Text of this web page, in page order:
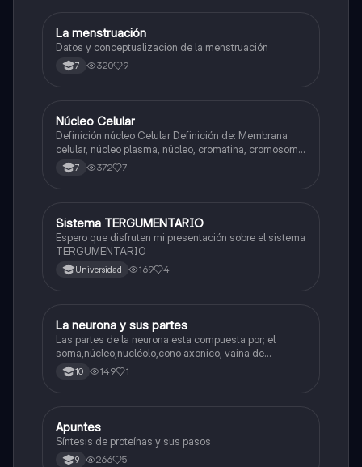
Biologia
La menstruación
Datos y conceptualizacion de la menstruación
7 320 9
Biologia
Núcleo Celular
Definición núcleo Celular Definición de: Membrana
celular, núcleo plasma, núcleo, cromatina, cromosoma
Interfase Fases de la interfase
7 372 7
Biologia
Sistema TERGUMENTARIO
Espero que disfruten mi presentación sobre el sistema
TERGUMENTARIO
Universidad 169 4
Biologia
La neurona y sus partes
Las partes de la neurona esta compuesta por; el
soma,núcleo,nucléolo,cono axonico, vaina de
mielina,celula schwan,núcleo de schwann,nódulo de
Ranvier,terminal axonico Arborizacion terminal, botón
10 149 1
Biologia
Apuntes
Síntesis de proteínas y sus pasos
9 266 5